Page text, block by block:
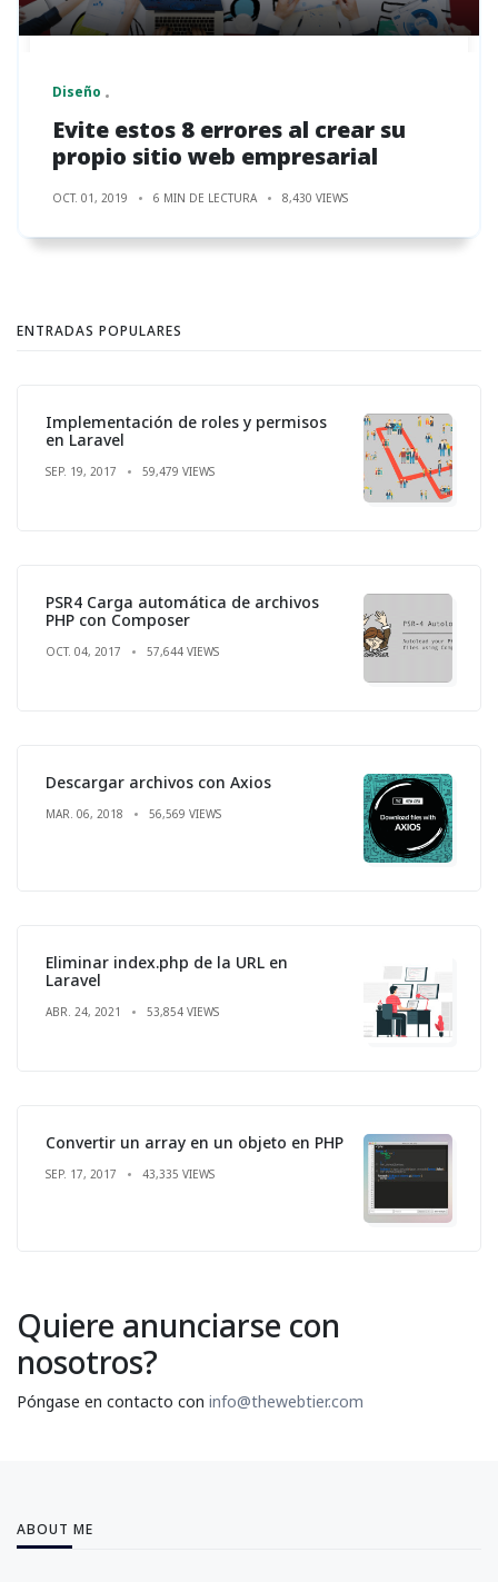
Diseño
Evite estos 8 errores al crear su
propio sitio web empresarial
OCT. 01, 2019 6 MIN DE LECTURA 8,430 VIEWS
ENTRADAS POPULARES
Implementación de roles y permisos
en Laravel
SEP. 19, 2017 59,479 VIEWS
PSR4 Carga automática de archivos
PHP con Composer
OCT. 04, 2017 57,644 VIEWS
Descargar archivos con Axios
MAR. 06, 2018 56,569 VIEWS
Eliminar index.php de la URL en
Laravel
ABR. 24, 2021 53,854 VIEWS
Convertir un array en un objeto en PHP
SEP. 17, 2017 43,335 VIEWS
Quiere anunciarse con
nosotros?
Póngase en contacto con info@thewebtier.com
ABOUT ME